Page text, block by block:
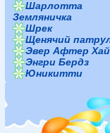
Шарлотта
Земляничка
Шрек
Щенячий
Эвер Афтер Хай
Энгри Бердз
Юникитти